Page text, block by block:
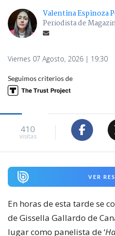
Valentina Espinoza
Periodista de
Viernes 07 Agosto, 2026 | 19:30
Seguimos criterios de
410
visitas
VER
En horas de esta tarde se
de Gissella Gallardo de
lugar como panelista de ‘